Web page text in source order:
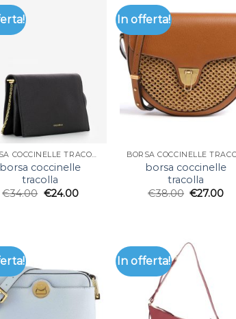
BORSA COCCINELLE TRACOLLA
borsa coccinelle
tracolla
€34.00 €24.00
In offerta!
borsa coccinelle
tracolla
€38.00 €27.00
In offerta!